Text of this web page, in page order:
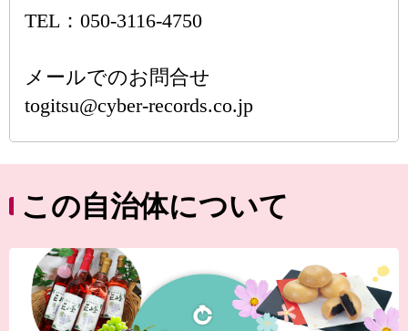
TEL：050-3116-4750
メールでのお問合せ
togitsu@cyber-records.co.jp
この自治体について